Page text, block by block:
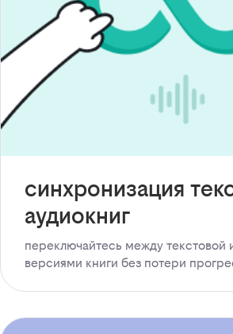
синхронизация
аудиокниг
переключайтесь между текстовой
версиями книги без потери